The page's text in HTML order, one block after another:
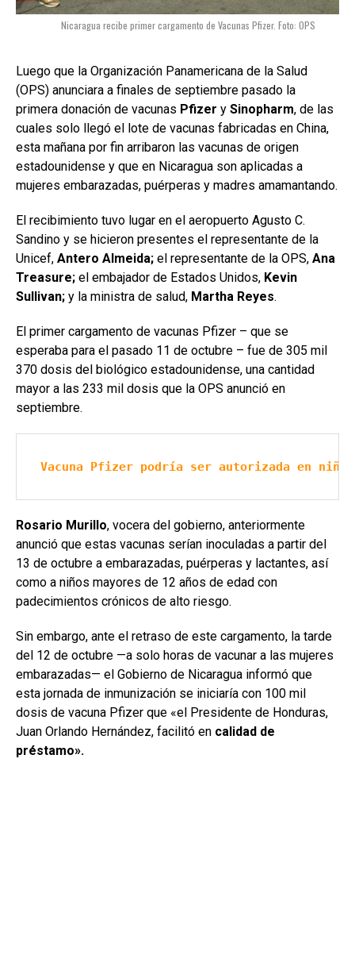
Nicaragua recibe primer cargamento de Vacunas Pfizer. Foto: OPS
Luego que la Organización Panamericana de la Salud
(OPS) anunciara a finales de septiembre pasado la
primera donación de vacunas Pfizer y Sinopharm, de las
cuales solo llegó el lote de vacunas fabricadas en China,
esta mañana por fin arribaron las vacunas de origen
estadounidense y que en Nicaragua son aplicadas a
mujeres embarazadas, puérperas y madres amamantando.
El recibimiento tuvo lugar en el aeropuerto Agusto C.
Sandino y se hicieron presentes el representante de la
Unicef, Antero Almeida; el representante de la OPS, Ana
Treasure; el embajador de Estados Unidos, Kevin
Sullivan; y la ministra de salud, Martha Reyes.
El primer cargamento de vacunas Pfizer – que se
esperaba para el pasado 11 de octubre – fue de 305 mil
370 dosis del biológico estadounidense, una cantidad
mayor a las 233 mil dosis que la OPS anunció en
septiembre.
Vacuna Pfizer podría ser autorizada en
Rosario Murillo, vocera del gobierno, anteriormente
anunció que estas vacunas serían inoculadas a partir del
13 de octubre a embarazadas, puérperas y lactantes, así
como a niños mayores de 12 años de edad con
padecimientos crónicos de alto riesgo.
Sin embargo, ante el retraso de este cargamento, la tarde
del 12 de octubre —a solo horas de vacunar a las mujeres
embarazadas— el Gobierno de Nicaragua informó que
esta jornada de inmunización se iniciaría con 100 mil
dosis de vacuna Pfizer que «el Presidente de Honduras,
Juan Orlando Hernández, facilitó en calidad de
préstamo».